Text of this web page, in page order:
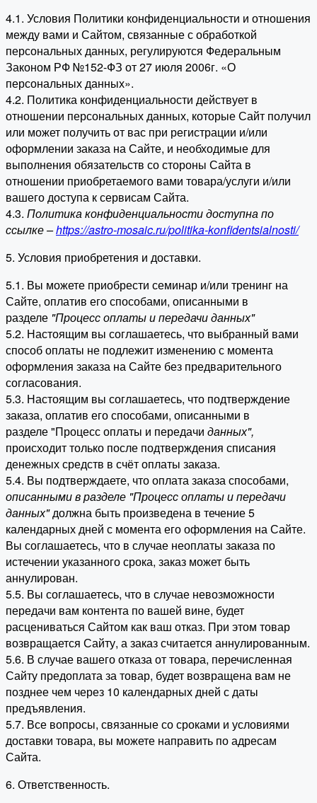
4.1. Условия Политики конфиденциальности и отношения
между вами и Сайтом, связанные с обработкой
персональных данных, регулируются Федеральным
Законом РФ №152-ФЗ от 27 июля 2006г. «О
персональных данных».
4.2. Политика конфиденциальности действует в
отношении персональных данных, которые Сайт получил
или может получить от вас при регистрации и/или
оформлении заказа на Сайте, и необходимые для
выполнения обязательств со стороны Сайта в
отношении приобретаемого вами товара/услуги и/или
вашего доступа к сервисам Сайта.
4.3. Политика конфиденциальности доступна по
ссылке –https://astro-mosaic.ru/politika-konfidentsialnosti/
5. Условия приобретения и доставки.
5.1. Вы можете приобрести семинар и/или тренинг на
Сайте, оплатив его способами, описанными в
разделе "Процесс оплаты и передачи данных"
5.2. Настоящим вы соглашаетесь, что выбранный вами
способ оплаты не подлежит изменению с момента
оформления заказа на Сайте без предварительного
согласования.
5.3. Настоящим вы соглашаетесь, что подтверждение
заказа, оплатив его способами, описанными в
разделе "Процесс оплаты и передачи данных",
происходит только после подтверждения списания
денежных средств в счёт оплаты заказа.
5.4. Вы подтверждаете, что оплата заказа способами,
описанными в разделе "Процесс оплаты и передачи
данных"должна быть произведена в течение 5
календарных дней с момента его оформления на Сайте.
Вы соглашаетесь, что в случае неоплаты заказа по
истечении указанного срока, заказ может быть
аннулирован.
5.5. Вы соглашаетесь, что в случае невозможности
передачи вам контента по вашей вине, будет
расцениваться Сайтом как ваш отказ. При этом товар
возвращается Сайту, а заказ считается аннулированным.
5.6. В случае вашего отказа от товара, перечисленная
Сайту предоплата за товар, будет возвращена вам не
позднее чем через 10 календарных дней с даты
предъявления.
5.7. Все вопросы, связанные со сроками и условиями
доставки товара, вы можете направить по адресам
Сайта.
6. Ответственность.